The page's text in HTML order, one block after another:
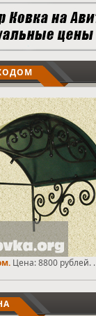
Цена: 8800 рублей. .